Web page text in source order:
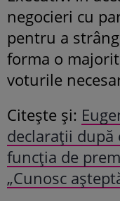
negocieri cu
pentru a
forma o
voturile
Citește și:
declarații după
funcția de
„Cunosc